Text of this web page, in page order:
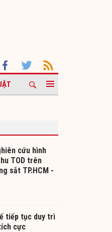
cứu hình
TOD trên
sắt TP.HCM -
tiếp tục duy trì
cực